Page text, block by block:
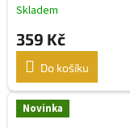
Skladem
359 Kč
Do košíku
Novinka